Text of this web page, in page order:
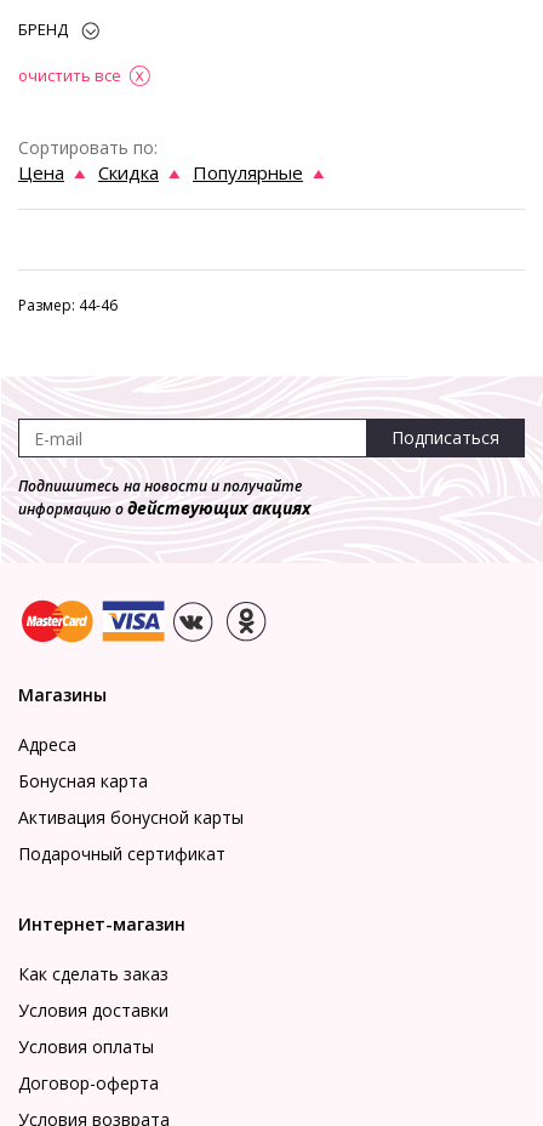
БРЕНД
очистить все
Сортировать по:
Цена Скидка Популярные
Размер: 44-46
Подписаться
Подпишитесь на новости и получайте
информацию одействующих акциях
Магазины
Адреса
Бонусная карта
Активация бонусной карты
Подарочный сертификат
Интернет-магазин
Как сделать заказ
Условия доставки
Условия оплаты
Договор-оферта
Условия возврата